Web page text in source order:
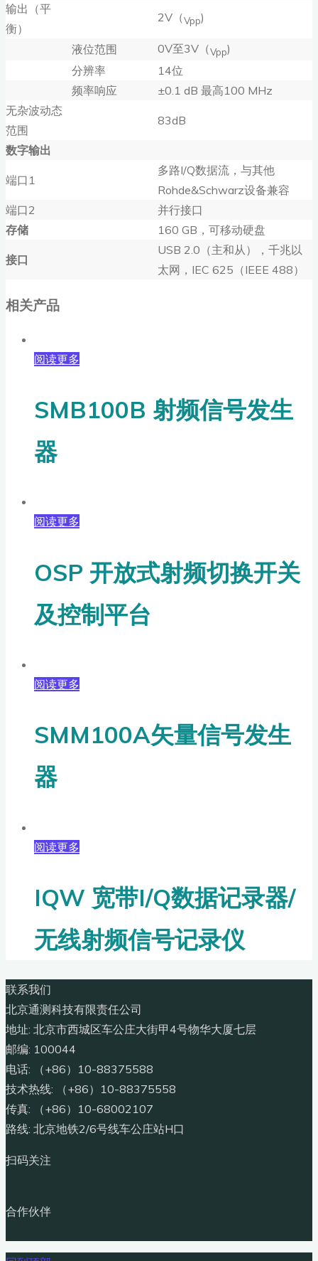
输出（平
衡）
2V（Vpp)
液位范围 0V至3V（Vpp)
分辨率
14位
频率响应
±0.1 dB 最高100 MHz
无杂波动态
范围
83dB
数字输出
端口1
多路I/Q数据流，与其他
Rohde&Schwarz设备兼容
端口2
并行接口
存储
160 GB，可移动硬盘
接口
USB 2.0（主和从），千兆以
太网，IEC 625（IEEE 488）
相关产品
阅读更多
SMB100B 射频信号发生
器
阅读更多
OSP 开放式射频切换开关
及控制平台
阅读更多
SMM100A矢量信号发生
器
阅读更多
IQW 宽带I/Q数据记录器/
无线射频信号记录仪
联系我们
北京通测科技有限责任公司
地址: 北京市西城区车公庄大街甲4号物华大厦七层
邮编: 100044
电话: （+86）10-88375588
技术热线: （+86）10-88375558
传真: （+86）10-68002107
路线: 北京地铁2/6号线车公庄站H口
扫码关注
合作伙伴